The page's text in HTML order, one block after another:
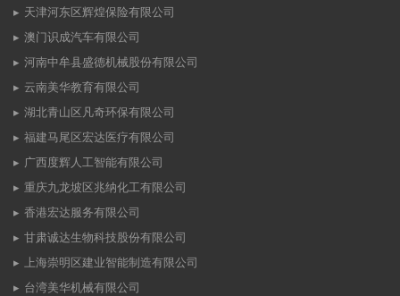
天津河东区辉煌保险有限公司
澳门识成汽车有限公司
河南中牟县盛德机械股份有限公司
云南美华教育有限公司
湖北青山区凡奇环保有限公司
福建马尾区宏达医疗有限公司
广西度辉人工智能有限公司
重庆九龙坡区兆纳化工有限公司
香港宏达服务有限公司
甘肃诚达生物科技股份有限公司
上海崇明区建业智能制造有限公司
台湾美华机械有限公司